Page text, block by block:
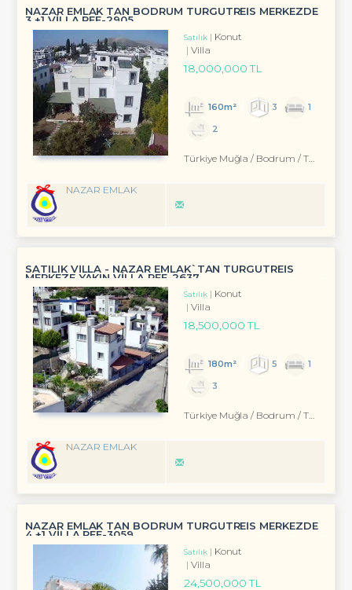
NAZAR EMLAK TAN BODRUM TURGUTREİS MERKEZDE
3 +1 VİLLA REF-2905
Satılık
Konut
Villa
18,000,000 TL
160m² 3
1
2
Türkiye Muğla / Bodrum / Turgutreis
NAZAR EMLAK
SATILIK VİLLA - NAZAR EMLAK`TAN TURGUTREİS
MERKEZE YAKIN VİLLA REF-2637
Satılık
Konut
Villa
18,500,000 TL
180m² 5
1
3
Türkiye Muğla / Bodrum / Turgutreis
NAZAR EMLAK
NAZAR EMLAK TAN BODRUM TURGUTREİS MERKEZDE
4 +1 VİLLA REF-3059
Satılık
Konut
Villa
24,500,000 TL